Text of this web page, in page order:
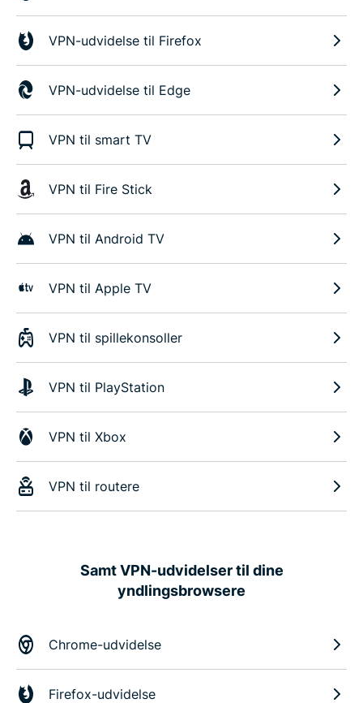
VPN-udvidelse til Firefox
VPN-udvidelse til Edge
VPN til smart TV
VPN til Fire Stick
VPN til Android TV
VPN til Apple TV
VPN til spillekonsoller
VPN til PlayStation
VPN til Xbox
VPN til routere
Samt VPN-udvidelser til dine
yndlingsbrowsere
Chrome-udvidelse
Firefox-udvidelse